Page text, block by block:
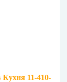
Кухня 11-410-